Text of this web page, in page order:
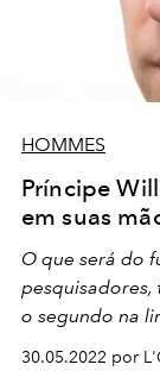
HOMMES
Príncipe
em suas
O que será do
pesquisadores,
o segundo na
30.05.2022 por